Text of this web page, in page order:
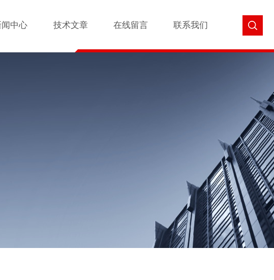
闻中心 技术文章 在线留言 联系我们